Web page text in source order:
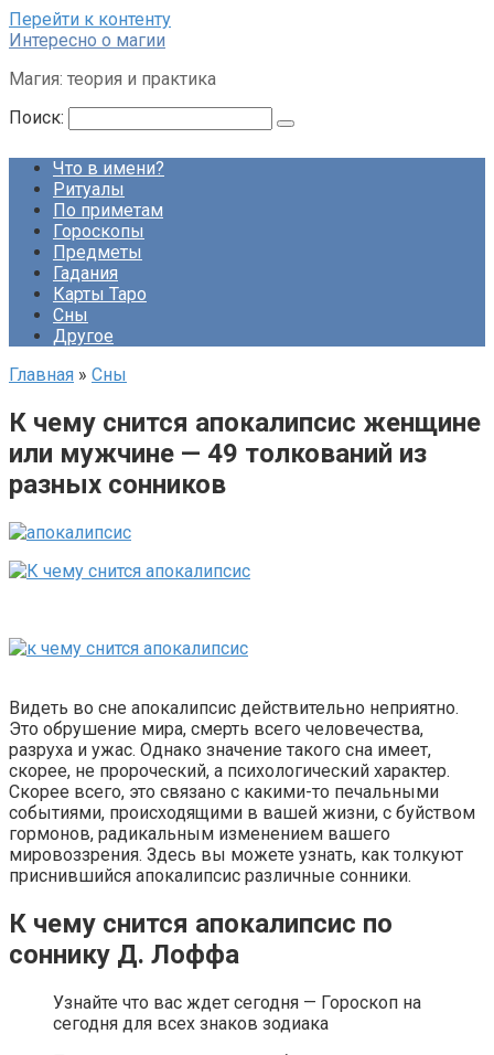
Перейти к контенту
Интересно о магии
Магия: теория и практика
Поиск:
Что в имени?
Ритуалы
По приметам
Гороскопы
Предметы
Гадания
Карты Таро
Сны
Другое
Главная » Сны
К чему снится апокалипсис женщине
или мужчине — 49 толкований из
разных сонников
Видеть во сне апокалипсис действительно неприятно.
Это обрушение мира, смерть всего человечества,
разруха и ужас. Однако значение такого сна имеет,
скорее, не пророческий, а психологический характер.
Скорее всего, это связано с какими-то печальными
событиями, происходящими в вашей жизни, с буйством
гормонов, радикальным изменением вашего
мировоззрения. Здесь вы можете узнать, как толкуют
приснившийся апокалипсис различные сонники.
К чему снится апокалипсис по
соннику Д. Лоффа
Узнайте что вас ждет сегодня — Гороскоп на
сегодня для всех знаков зодиака